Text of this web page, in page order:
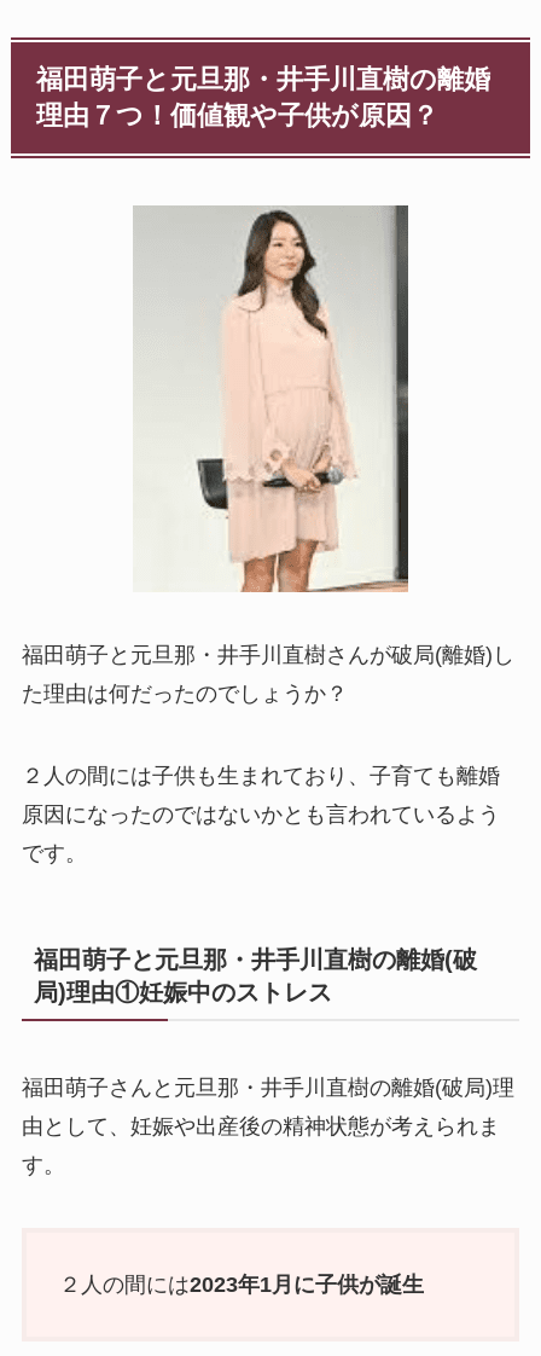
福田萌子と元旦那・井手川直樹の離婚
理由７つ！価値観や子供が原因？
福田萌子と元旦那・井手川直樹さんが破局(離婚)し
た理由は何だったのでしょうか？
２人の間には子供も生まれており、子育ても離婚
原因になったのではないかとも言われているよう
です。
福田萌子と元旦那・井手川直樹の離婚(破
局)理由①妊娠中のストレス
福田萌子さんと元旦那・井手川直樹の離婚(破局)理
由として、妊娠や出産後の精神状態が考えられま
す。
２人の間には2023年1月に子供が誕生